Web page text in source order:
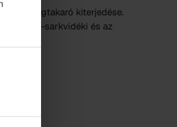
jégtakaró kiterjedése.
északi-sarkvidéki és az